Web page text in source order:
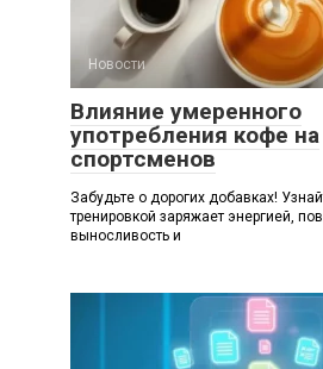
Новости
Влияние умеренного
употребления кофе на
спортсменов
Забудьте о дорогих добавках!
тренировкой заряжает энергией,
выносливость и